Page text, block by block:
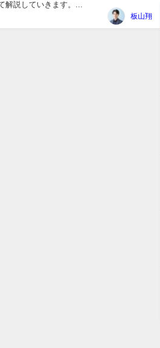
解説していきます。...
板山翔